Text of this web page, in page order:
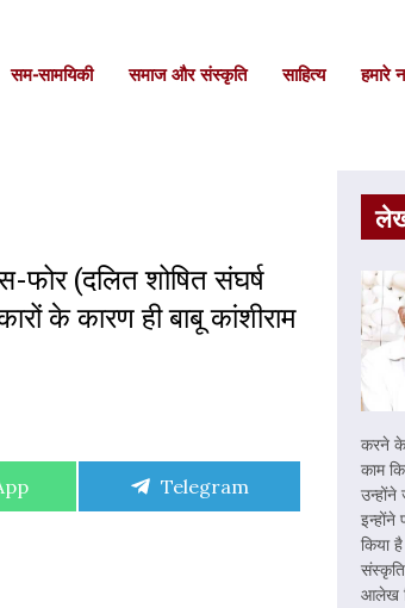
सम-सामयिकी समाज और संस्कृति साहित्‍य हमारे
फोर (दलित शोषित संघर्ष
के कारण ही बाबू कांशीराम
Share
Telegram
करने के
काम
इन्होंने
किया
आलेख